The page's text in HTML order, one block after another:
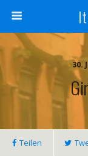
30.
Teilen